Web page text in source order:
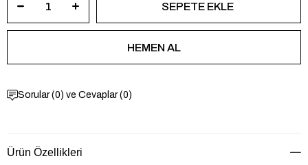
Sorular (0) ve Cevaplar (0)
Ürün Özellikleri